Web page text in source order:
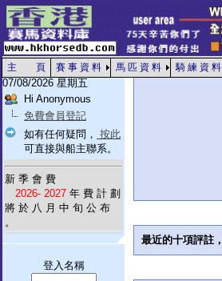
主 頁 賽 事 資 料 馬 匹 資 料 騎 練 資 料
07/08/2026 星期五
Hi Anonymous
免費會員登記
如有任何疑問， 按此
可直接與船主聯系。
新 季 會 費
2026- 2027 年 費 計 劃
將 於 八 月 中 旬 公 布
。
登入名稱
最近的十項評註